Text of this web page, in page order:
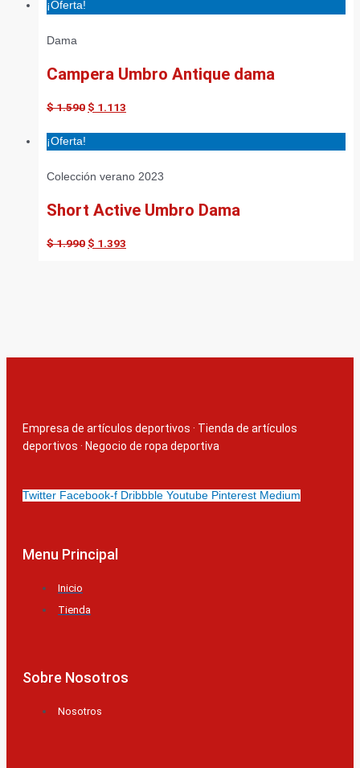
¡Oferta!
Dama
Campera Umbro Antique dama
$1.590 $ 1.113
¡Oferta!
Colección verano 2023
Short Active Umbro Dama
$1.990 $ 1.393
Empresa de artículos deportivos · Tienda de artículos
deportivos · Negocio de ropa deportiva
Twitter Facebook-f Dribbble Youtube Pinterest Medium
Menu Principal
Inicio
Tienda
Sobre Nosotros
Nosotros